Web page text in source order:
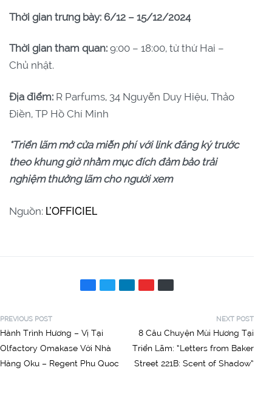
Thời gian trưng bày: 6/12 – 15/12/2024
Thời gian tham quan: 9:00 – 18:00, từ thứ Hai –
Chủ nhật.
Địa điểm: R Parfums, 34 Nguyễn Duy Hiệu, Thảo
Điền, TP Hồ Chí Minh
*Triển lãm mở cửa miễn phí với link đăng ký trước
theo khung giờ nhằm mục đích đảm bảo trải
nghiệm thưởng lãm cho người xem
Nguồn: L’OFFICIEL
PREVIOUS POST
Hành Trình Hương – Vị Tại
Olfactory Omakase Với Nhà
Hàng Oku – Regent Phu Quoc
NEXT POST
8 Câu Chuyện Mùi Hương Tại
Triển Lãm: “Letters from Baker
Street 221B: Scent of Shadow”